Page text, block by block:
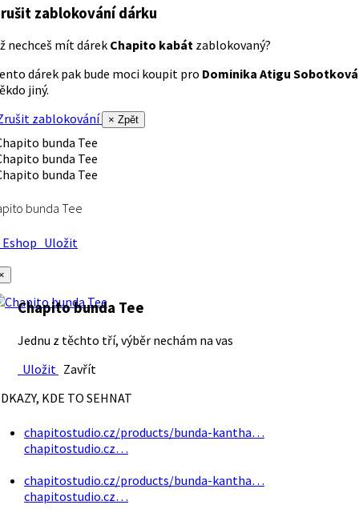
zablokování dárku
nechceš mít dárek Chapito kabát zablokovaný?
dárek pak bude moci koupit pro Dominika Atigu Sobotková
jiný.
zablokování
× Zpět
bunda Tee
Uložit
Chapito bunda Tee
Jednu z těchto tří, výběr nechám na vas
Uložit Zavřít
KDE TO SEHNAT
chapitostudio.cz/products/bunda-kantha…
chapitostudio.cz…
chapitostudio.cz/products/bunda-kantha…
chapitostudio.cz…